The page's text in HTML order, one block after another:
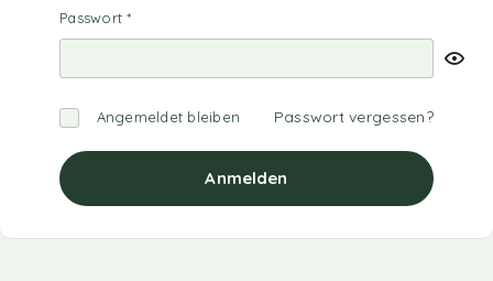
Passwort*
Angemeldet bleiben Passwort vergessen?
Anmelden